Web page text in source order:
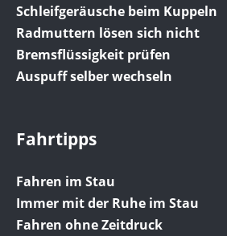
Schleifgeräusche beim Kuppeln
Radmuttern lösen sich nicht
Bremsflüssigkeit prüfen
Auspuff selber wechseln
Fahrtipps
Fahren im Stau
Immer mit der Ruhe im Stau
Fahren ohne Zeitdruck